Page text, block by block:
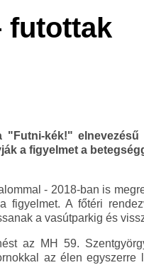
futottak
kék!" elnevezésű
a figyelmet a
- 2018-ban is
figyelmet. A főtéri
a vasútparkig és
az MH 59.
az élen egyszerre